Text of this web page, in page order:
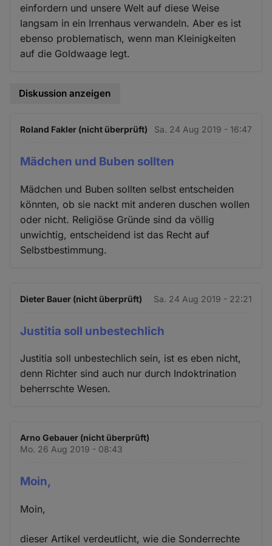
einfordern und unsere Welt auf diese Weise
langsam in ein Irrenhaus verwandeln. Aber es ist
ebenso problematisch, wenn man Kleinigkeiten
auf die Goldwaage legt.
Diskussion anzeigen
Roland Fakler (nicht überprüft) Sa. 24 Aug 2019 - 16:47
Mädchen und Buben sollten
Mädchen und Buben sollten selbst entscheiden
könnten, ob sie nackt mit anderen duschen wollen
oder nicht. Religiöse Gründe sind da völlig
unwichtig, entscheidend ist das Recht auf
Selbstbestimmung.
Dieter Bauer (nicht überprüft) Sa. 24 Aug 2019 - 22:21
Justitia soll unbestechlich
Justitia soll unbestechlich sein, ist es eben nicht,
denn Richter sind auch nur durch Indoktrination
beherrschte Wesen.
Arno Gebauer (nicht überprüft)
Mo. 26 Aug 2019 - 08:43
Moin,
Moin,
dieser Artikel verdeutlicht, wie die Sonderrechte